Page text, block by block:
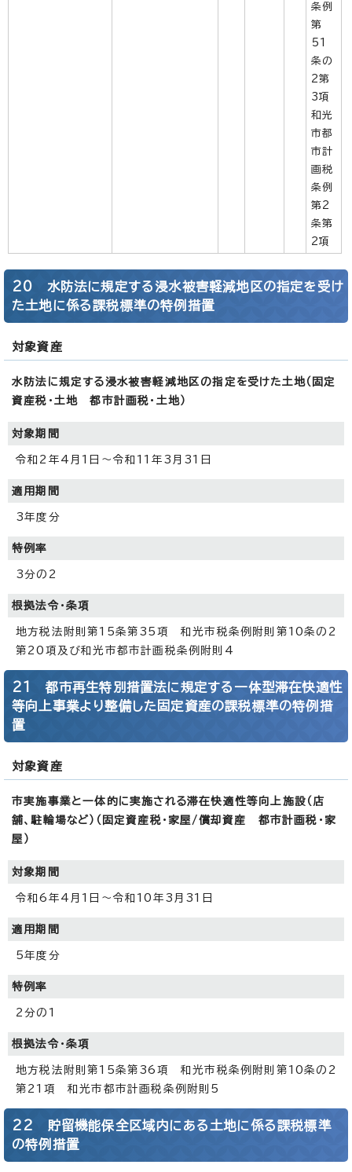
条例
第
51
条の
2第
3項
和光
市都
市計
画税
条例
第2
条第
2項
20 水防法に規定する浸水被害軽減地区の指定を受け
た土地に係る課税標準の特例措置
対象資産
水防法に規定する浸水被害軽減地区の指定を受けた土地（固定
資産税・土地 都市計画税・土地）
対象期間
令和2年4月1日～令和11年3月31日
適用期間
3年度分
特例率
3分の2
根拠法令・条項
地方税法附則第15条第35項 和光市税条例附則第10条の2
第20項及び和光市都市計画税条例附則4
21 都市再生特別措置法に規定する一体型滞在快適性
等向上事業より整備した固定資産の課税標準の特例措
置
対象資産
市実施事業と一体的に実施される滞在快適性等向上施設（店
舗、駐輪場など）（固定資産税・家屋/償却資産 都市計画税・家
屋）
対象期間
令和6年4月1日～令和10年3月31日
適用期間
5年度分
特例率
2分の1
根拠法令・条項
地方税法附則第15条第36項 和光市税条例附則第10条の2
第21項 和光市都市計画税条例附則5
22 貯留機能保全区域内にある土地に係る課税標準
の特例措置